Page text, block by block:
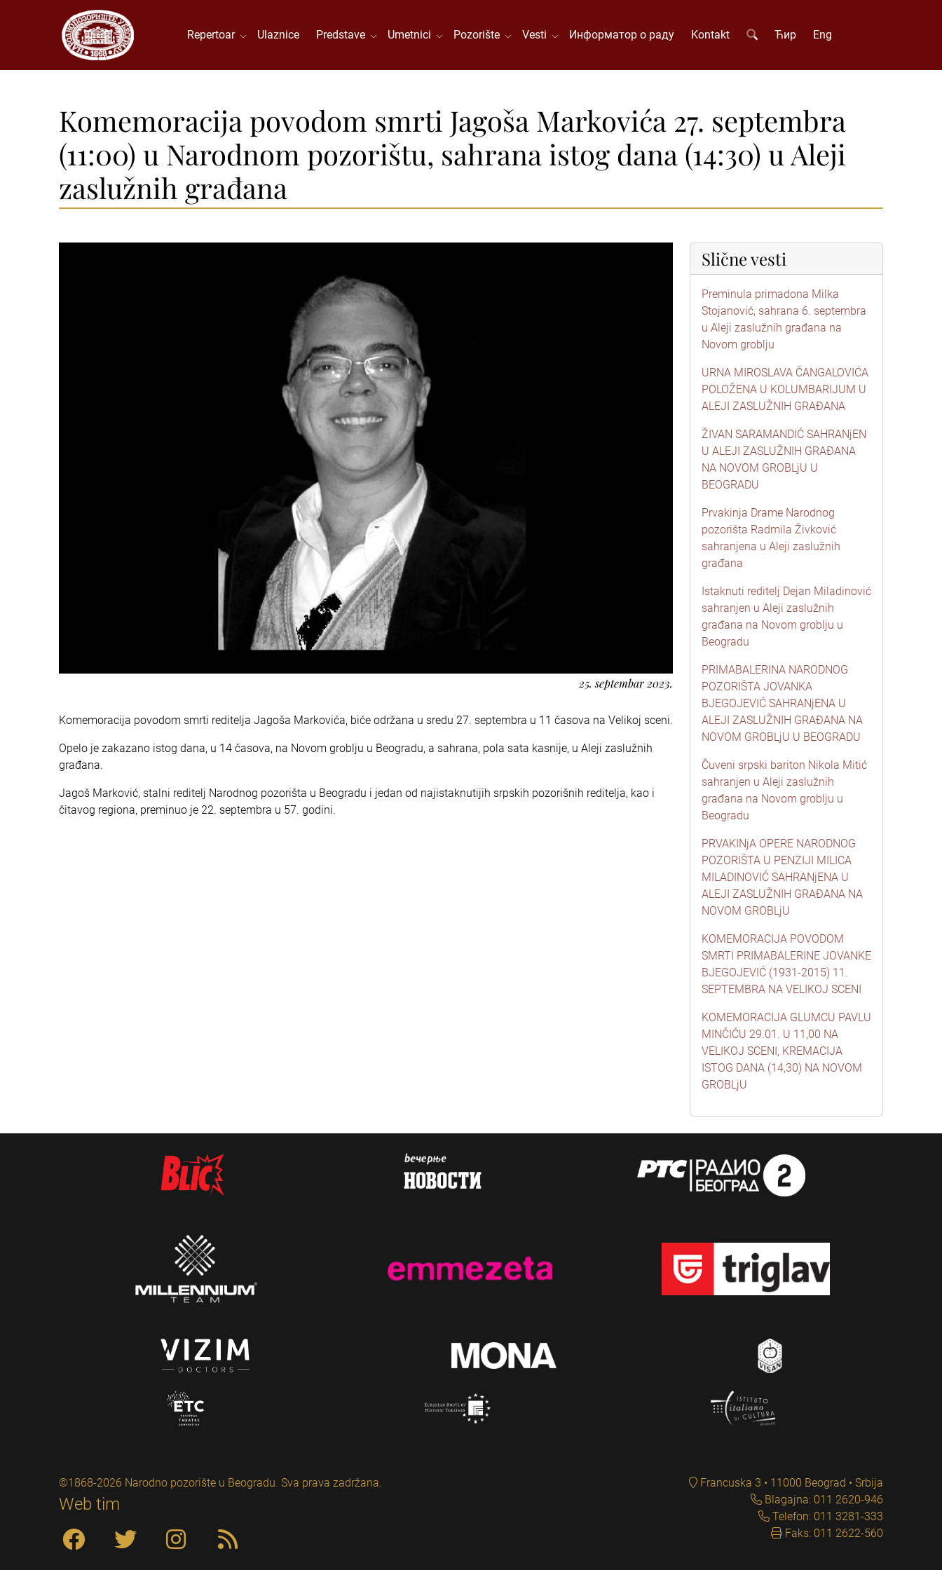
Repertoar Ulaznice Predstave Umetnici Pozorište Vesti Информатор о раду Kontakt Ћир Eng
Komemoracija povodom smrti Jagoša Markovića 27. septembra
(11:00) u Narodnom pozorištu, sahrana istog dana (14:30) u Aleji
zaslužnih građana
25. septembar 2023.
Komemoracija povodom smrti reditelja Jagoša Markovića, biće održana u sredu 27. septembra u 11 časova na Velikoj sceni.
Opelo je zakazano istog dana, u 14 časova, na Novom groblju u Beogradu, a sahrana, pola sata kasnije, u Aleji zaslužnih
građana.
Jagoš Marković, stalni reditelj Narodnog pozorišta u Beogradu i jedan od najistaknutijih srpskih pozorišnih reditelja, kao i
čitavog regiona, preminuo je 22. septembra u 57. godini.
Slične vesti
Preminula primadona Milka
Stojanović, sahrana 6. septembra
u Aleji zaslužnih građana na
Novom groblju
URNA MIROSLAVA ČANGALOVIĆA
POLOŽENA U KOLUMBARIJUM U
ALEJI ZASLUŽNIH GRAĐANA
ŽIVAN SARAMANDIĆ SAHRANjEN
U ALEJI ZASLUŽNIH GRAĐANA
NA NOVOM GROBLjU U
BEOGRADU
Prvakinja Drame Narodnog
pozorišta Radmila Živković
sahranjena u Aleji zaslužnih
građana
Istaknuti reditelj Dejan Miladinović
sahranjen u Aleji zaslužnih
građana na Novom groblju u
Beogradu
PRIMABALERINA NARODNOG
POZORIŠTA JOVANKA
BJEGOJEVIĆ SAHRANjENA U
ALEJI ZASLUŽNIH GRAĐANA NA
NOVOM GROBLjU U BEOGRADU
Čuveni srpski bariton Nikola Mitić
sahranjen u Aleji zaslužnih
građana na Novom groblju u
Beogradu
PRVAKINjA OPERE NARODNOG
POZORIŠTA U PENZIJI MILICA
MILADINOVIĆ SAHRANjENA U
ALEJI ZASLUŽNIH GRAĐANA NA
NOVOM GROBLjU
KOMEMORACIJA POVODOM
SMRTI PRIMABALERINE JOVANKE
BJEGOJEVIĆ (1931-2015) 11.
SEPTEMBRA NA VELIKOJ SCENI
KOMEMORACIJA GLUMCU PAVLU
MINČIĆU 29.01. U 11,00 NA
VELIKOJ SCENI, KREMACIJA
ISTOG DANA (14,30) NA NOVOM
GROBLjU
©1868-2026 Narodno pozorište u Beogradu. Sva prava zadržana.
Web tim
Francuska 3 • 11000 Beograd • Srbija
Blagajna: 011 2620-946
Telefon: 011 3281-333
Faks: 011 2622-560